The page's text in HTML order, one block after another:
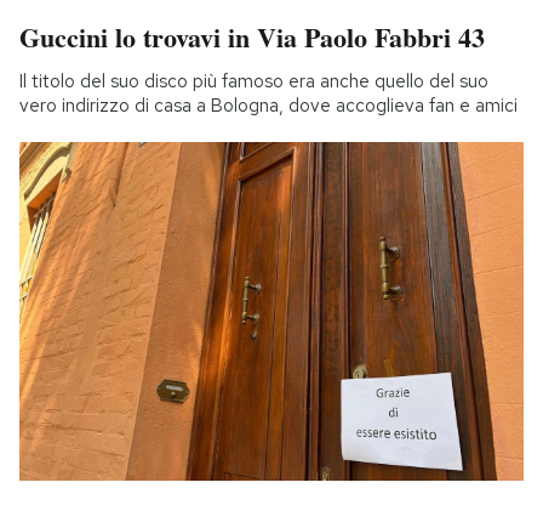
Guccini lo trovavi in Via Paolo Fabbri 43
Il titolo del suo disco più famoso era anche quello del suo
vero indirizzo di casa a Bologna, dove accoglieva fan e amici